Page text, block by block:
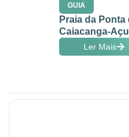
GUIA
Praia da
Caiacanga-
Ler Mais